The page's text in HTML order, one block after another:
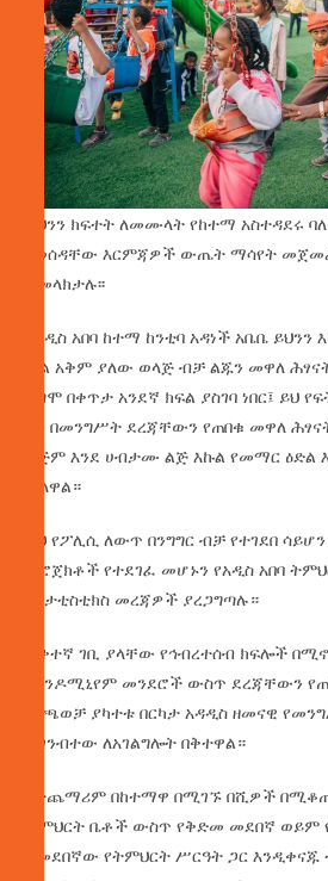
ይህንን ክፍተት ለመሙላት የከተማ አስተዳደሩ
የወሰዳቸው እርምጃዎች ውጤት ማሳየት
ያመላክታሉ፡፡
የአዲስ አበባ ከተማ ከንቲባ አዳነች አቤቤ
ሲል አቅም ያለው ወላጅ ብቻ ልጁን መዋለ
ደግሞ በቀጥታ አንደኛ ክፍል ያስገባ ነበር፤ ይህ
ግን በመንግሥት ደረጃቸውን የጠበቁ መዋለ
ልጅም እንደ ሀብታሙ ልጅ እኩል የመማር ዕድል
ብለዋል።
ይህ የፖሊሲ ለውጥ በንግግር ብቻ የተገደበ
ፕሮጀክቶች የተደገፈ መሆኑን የአዲስ አበባ
የስታቲስቲክስ መረጃዎች ያረጋግጣሉ።
ዝቅተኛ ገቢ ያላቸው የኅብረተሰብ ክፍሎች
በኮንዶሚኒየም መንደሮች ውስጥ ደረጃቸውን
መጫወቻ ያካተቱ በርካታ አዳዲስ ዘመናዊ
ተገንብተው ለአገልግሎት በቅተዋል።
በተጨማሪም በከተማዋ በሚገኙ በሺዎች
ትምህርት ቤቶች ውስጥ የቅድመ መደበኛ ወይም
ከመደበኛው የትምህርት ሥርዓት ጋር